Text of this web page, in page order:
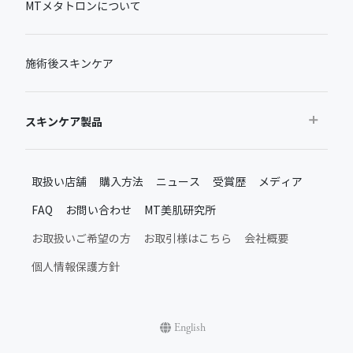
MTメタトロンについて
施術後スキンケア
スキンケア製品
MTメタトロン新製品・限定品
施術後のスキンケア
ムーンアッププロダクト
取扱い店舗 購入方法 ニュース 受賞歴 メディア
FAQ お問い合わせ MT美肌研究所
お取扱いご希望の方 お取引様はこちら 会社概要
個人情報保護方針
English